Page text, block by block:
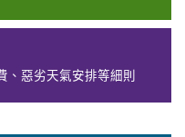
、惡劣天氣安排等細則